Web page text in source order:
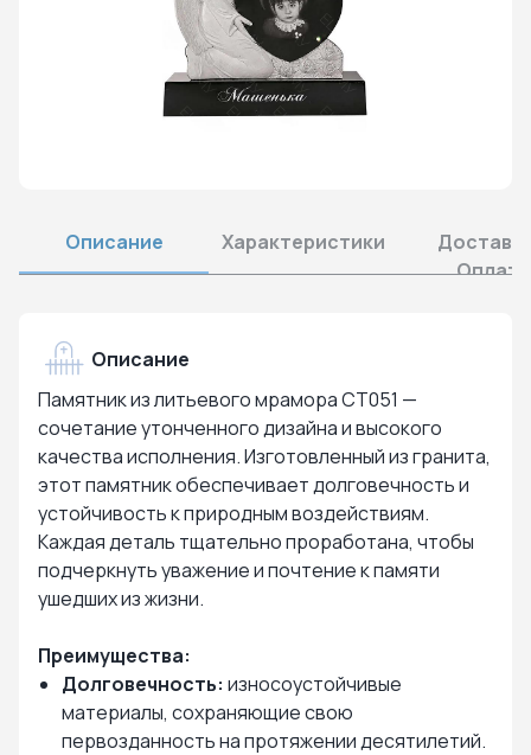
Описание Характеристики
Оплата
Описание
Памятник из литьевого мрамора СТ051 —
сочетание утонченного дизайна и высокого
качества исполнения. Изготовленный из гранита,
этот памятник обеспечивает долговечность и
устойчивость к природным воздействиям.
Каждая деталь тщательно проработана, чтобы
подчеркнуть уважение и почтение к памяти
ушедших из жизни.
Преимущества:
Долговечность: износоустойчивые
материалы, сохраняющие свою
первозданность на протяжении десятилетий.